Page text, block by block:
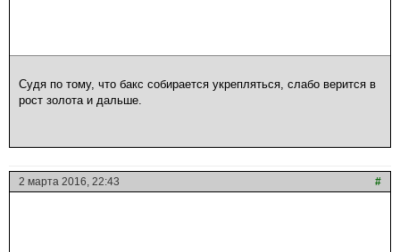
Судя по тому, что бакс собирается укрепляться, слабо верится в
рост золота и дальше.
2 марта 2016, 22:43 #